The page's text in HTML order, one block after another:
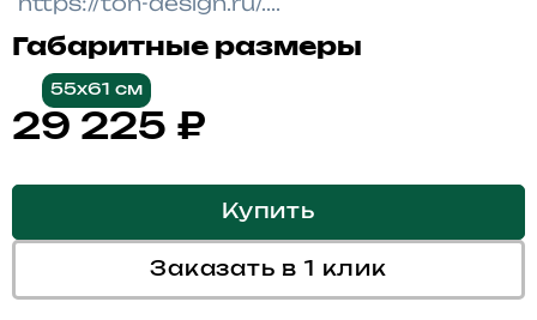
Габаритные размеры
55x61 см
29 225 ₽
Купить
Заказать в 1 клик